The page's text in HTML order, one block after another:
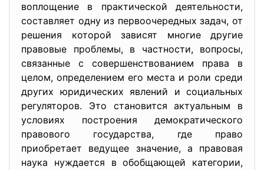
воплощение в практической деятельности,
составляет одну из первоочередных задач, от
решения которой зависят многие другие
правовые проблемы, в частности, вопросы,
связанные с совершенствованием права в
целом, определением его места и роли среди
других юридических явлений и социальных
регуляторов. Это становится актуальным в
условиях построения демократического
правового государства, где право
приобретает ведущее значение, а правовая
наука нуждается в обобщающей категории,